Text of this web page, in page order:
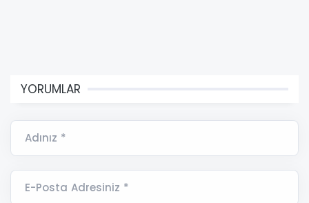
YORUMLAR
Adınız *
E-Posta Adresiniz *